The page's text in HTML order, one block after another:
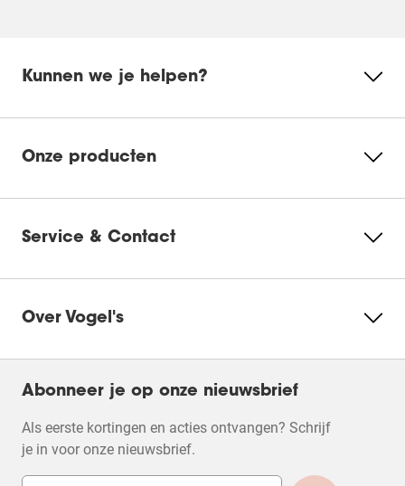
Kunnen we je helpen?
Onze producten
Service & Contact
Over Vogel's
Abonneer je op onze nieuwsbrief
Als eerste kortingen en acties ontvangen? Schrijf
je in voor onze nieuwsbrief.